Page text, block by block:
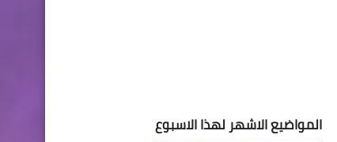
المواضيع الاشهر لهذا الاسبوع